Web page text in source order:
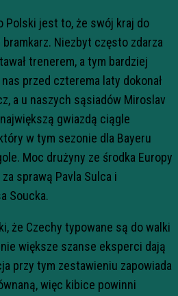
Polski jest to, że swój kraj do
bramkarz. Niezbyt często zdarza
trenerem, a tym bardziej
przed czterema laty dokonał
a u naszych sąsiadów Miroslav
gwiazdą ciągle
w tym sezonie dla Bayeru
Moc drużyny ze środka Europy
sprawą Pavla Sulca i
Soucka.
że Czechy typowane są do walki
większe szanse eksperci dają
przy tym zestawieniu zapowiada
więc kibice powinni